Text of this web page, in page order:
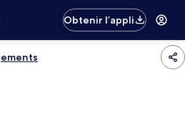
Obtenir l’appli